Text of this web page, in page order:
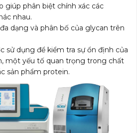
giúp phân biệt chính xác các
nhau.
dạng và phân bố của glycan trên
sử dụng để kiểm tra sự ổn định của
một yếu tố quan trọng trong chất
sản phẩm protein.